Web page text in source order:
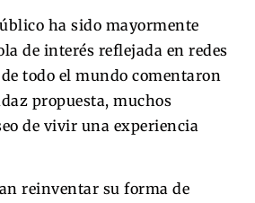
ha sido mayormente
de interés reflejada en redes
todo el mundo comentaron
propuesta, muchos
de vivir una experiencia
reinventar su forma de